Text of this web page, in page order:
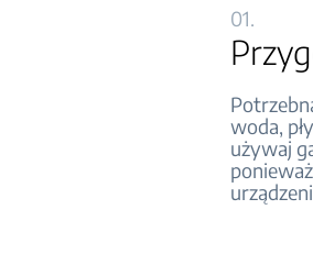
01.
woda,
używaj